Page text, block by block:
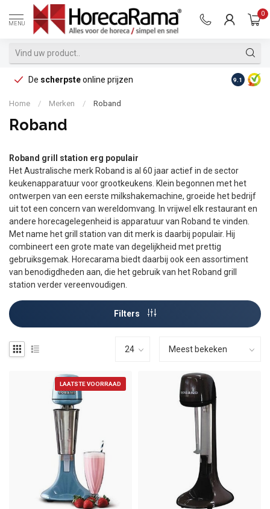
MENU
0
De scherpsteonline prijzen Op
9.1
Home / Merken / Roband
Roband
Roband grill station erg populair
Het Australische merk Roband is al 60 jaar actief in de sector
keukenapparatuur voor grootkeukens. Klein begonnen met het
ontwerpen van een eerste milkshakemachine, groeide het bedrijf
uit tot een concern van wereldomvang. In vrijwel elk restaurant en
andere horecagelegenheid is apparatuur van Roband te vinden.
Met name het grill station van dit merk is daarbij populair. Hij
combineert een grote mate van degelijkheid met prettig
gebruiksgemak. Horecarama biedt daarbij ook een assortiment
van benodigdheden aan, die het gebruik van het Roband grill
station verder vereenvoudigen.
Filters
LAATSTE VOORRAAD